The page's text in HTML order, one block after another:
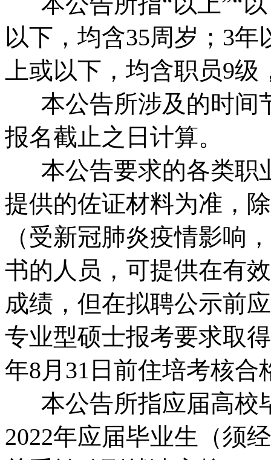
以下，均含35周岁；3
上或以下，均含职员9
本公告所涉及的时间
报名截止之日计算。
本公告要求的各类职
提供的佐证材料为准，
（受新冠肺炎疫情影响
书的人员，可提供在有
成绩，但在拟聘公示前
专业型硕士报考要求取
年8月31日前住培考核合
本公告所指应届高校
2022年应届毕业生（须